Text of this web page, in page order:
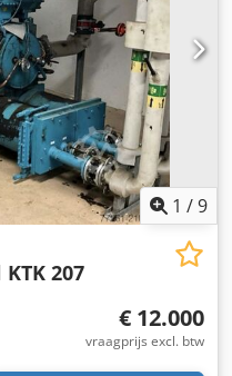
1 /9
207
€ 12.000
vraagprijs excl. btw